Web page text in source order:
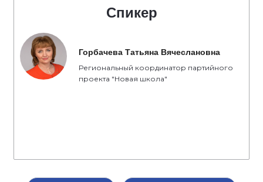
Спикер
Горбачева Татьяна Вячеслановна
Региональный координатор партийного
проекта "Новая школа"